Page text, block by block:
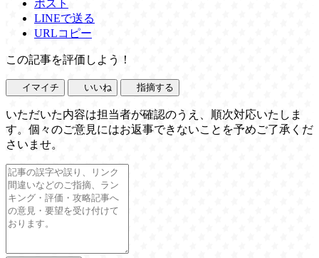
ポスト
LINEで送る
URLコピー
この記事を評価しよう！
イマイチ いいね 指摘する
いただいた内容は担当者が確認のうえ、順次対応いたしま
す。個々のご意見にはお返事できないことを予めご了承くだ
さいませ。